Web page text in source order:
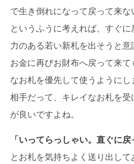
で生き倒れになって戻って来な
というふうに考えれば、すぐ
力のある若い新札を出そうと意
お金に再びお財布へ戻って来て
なお札を優先して使うようにし
相手だって、キレイなお札を
が良いですよね。
「いってらっしゃい。直ぐに戻
とお札を気持ちよく送り出して